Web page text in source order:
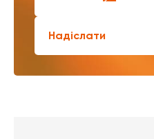
Надіслати